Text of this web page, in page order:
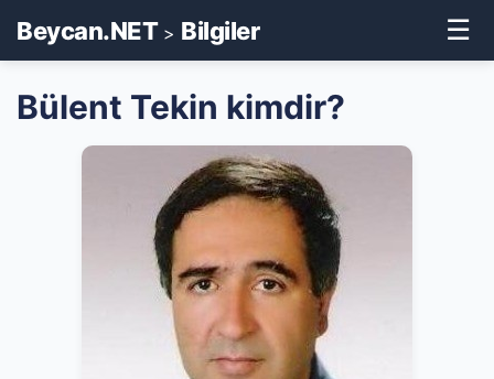
Beycan.NET> Bilgiler ☰
Bülent Tekin kimdir?